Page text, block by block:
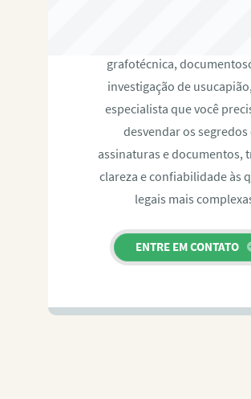
grafotécnica,
investigação de
especialista que você
desvendar os segredos
assinaturas e documentos,
clareza e confiabilidade às
legais mais
ENTRE EM CONTATO